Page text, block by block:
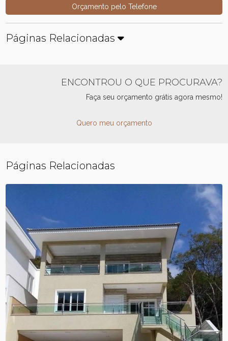
Orçamento pelo Telefone
Páginas Relacionadas
ENCONTROU O QUE PROCURAVA?
Faça seu orçamento grátis agora mesmo!
Quero meu orçamento
Páginas Relacionadas